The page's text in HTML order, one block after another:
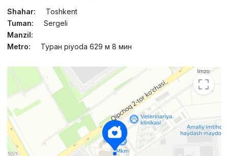
Shahar:
Toshkent
Tuman:
Sergeli
Manzil:
Metro:
Туран piyoda 629 м 8 мин